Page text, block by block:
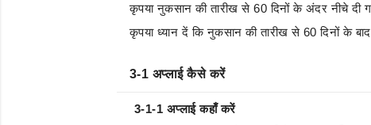
कृपया नुकसान की तारीख से 60 दिनों के अंदर नीचे
कृपया ध्यान दें कि नुकसान की तारीख से 60 दिनों के
3-1 अप्लाई कैसे करें
3-1-1 अप्लाई कहाँ करें